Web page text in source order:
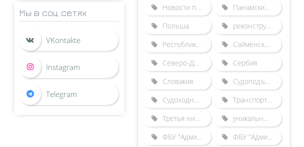
Мы в соц сетях
Новости по зарубежным шлюзам
Панамский канал
Польша
реконструкция Городецкого гидроузла
Республика Беларусь
Сайменский канал
Северо-Двинская шлюзованная система
Сербия
Словакия
Судоподъемники
Судоходные каналы
Транспортные происшествия
Третья нитка Городецкого шлюза
уникальные гидротехнические сооружения
ФБУ "Администрация "Волго-Балт"
ФБУ "Администрация "Волго-Дон"